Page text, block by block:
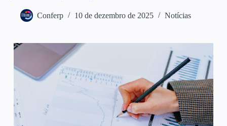
Conferp 10 de dezembro de 2025 Notícias